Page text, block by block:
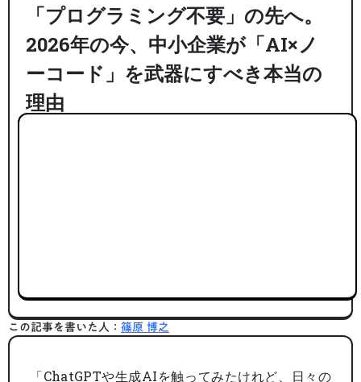
「プログラミング不要」の先へ。
2026年の今、中小企業が「AI×ノ
ーコード」を武器にすべき本当の
理由
この記事を書いた人：篠原 博之
「ChatGPTや生成AIを触ってみたけれど、日々の